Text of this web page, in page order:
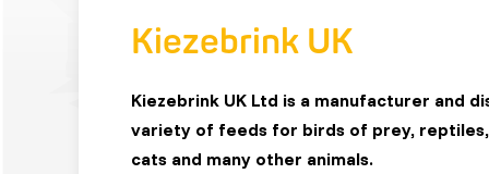
Kiezebrink UK
Kiezebrink UK Ltd is a manufacturer and
variety of feeds for birds of prey, reptiles,
cats and many other animals.